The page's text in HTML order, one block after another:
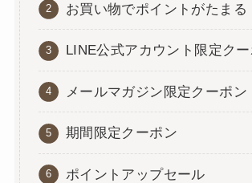
お買い物でポイントがたまる
LINE公式アカウント限定ク
メールマガジン限定クーポン
期間限定クーポン
ポイントアップセール